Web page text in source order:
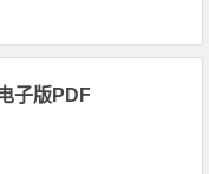
子版PDF